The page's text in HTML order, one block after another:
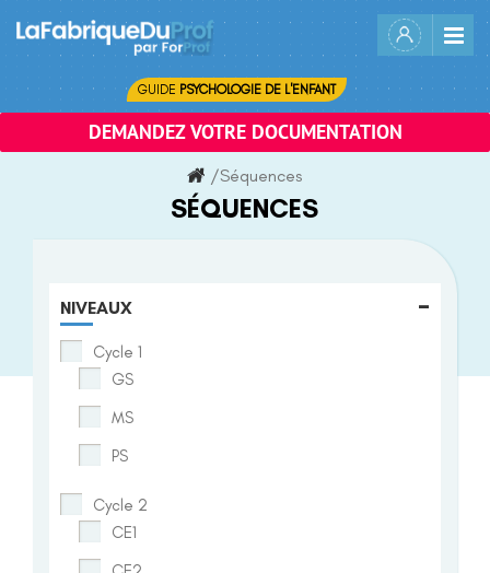
content
GUIDE PSYCHOLOGIE DE L'ENFANT
DEMANDEZ VOTRE DOCUMENTATION
/Séquences
SÉQUENCES
NIVEAUX -
Cycle 1
GS
MS
PS
Cycle 2
CE1